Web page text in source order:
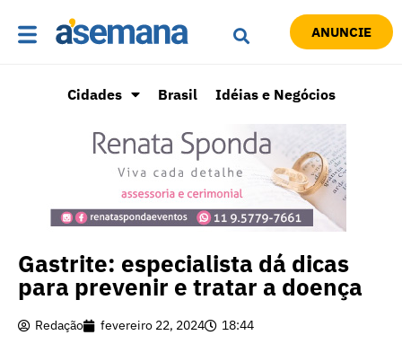
ANUNCIE
Cidades Brasil Idéias e Negócios
Gastrite: especialista dá dicas
para prevenir e tratar a doença
Redação fevereiro 22, 2024 18:44